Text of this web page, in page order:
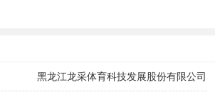
黑龙江龙采体育科技发展股份有限公司